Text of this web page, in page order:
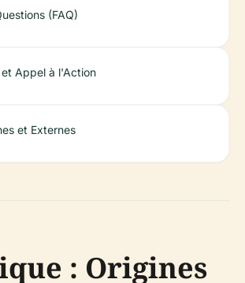
(FAQ)
Appel à l'Action
et Externes
: Origines